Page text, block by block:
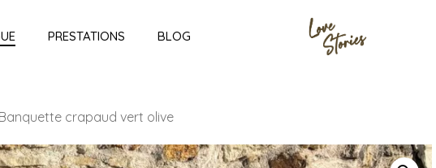
PRESTATIONS BLOG
Banquette crapaud vert olive